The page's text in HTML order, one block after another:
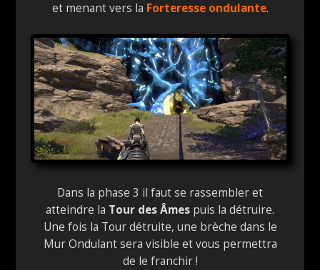
et menant vers la Forteresse ondulante.
Dans la phase 3 il faut se rassembler et
atteindre la Tour des Âmes puis la détruire.
Une fois la Tour détruite, une brèche dans le
Mur Ondulant sera visible et vous permettra
de le franchir !